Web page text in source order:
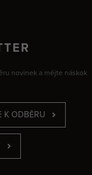
novinek a mějte náskok
K ODBĚRU